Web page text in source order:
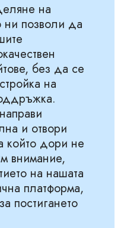
на
позволи да
без да се
на
и отвори
който дори не
внимание,
на нашата
платформа,
постигането